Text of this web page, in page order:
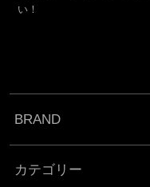
い！
BRAND
カテゴリー